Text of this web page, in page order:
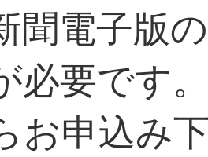
聞電子版
必要です
お申込み